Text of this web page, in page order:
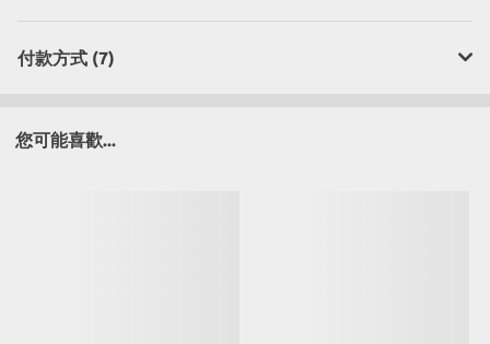
付款方式 (7)
您可能喜歡...